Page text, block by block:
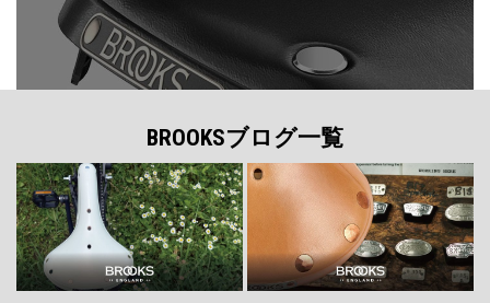
BROOKSブログ一覧